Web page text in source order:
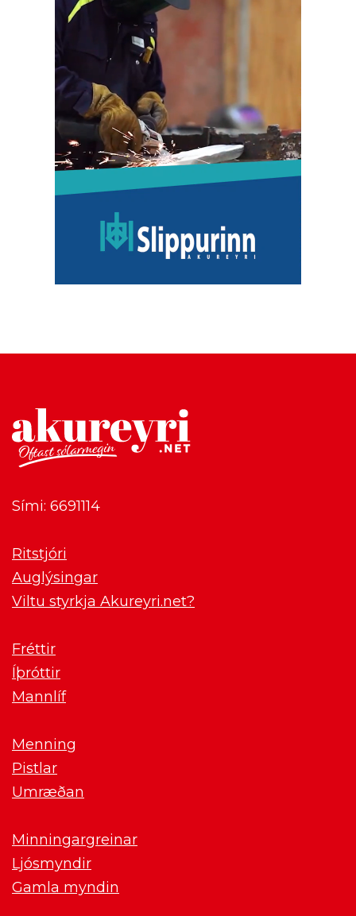
Sími: 6691114
Ritstjóri
Auglýsingar
Viltu styrkja Akureyri.net?
Fréttir
Íþróttir
Mannlíf
Menning
Pistlar
Umræðan
Minningargreinar
Ljósmyndir
Gamla myndin